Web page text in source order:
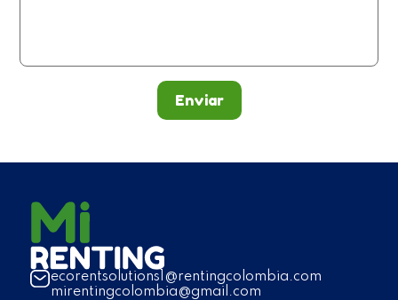
Enviar
ecorentsolutions1@rentingcolombia.com
mirentingcolombia@gmail.com